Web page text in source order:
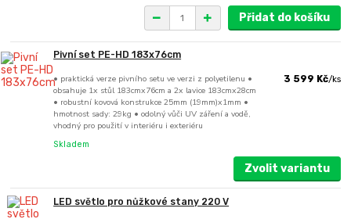
Přidat do košíku
Pivní set PE-HD 183x76cm
• praktická verze pivního setu ve verzi z polyetilenu •
obsahuje 1x stůl 183cmx76cm a 2x lavice 183cmx28cm
• robustní kovová konstrukce 25mm (19mm)x1mm •
hmotnost sady: 29kg • odolný vůči UV záření a vodě,
vhodný pro použití v interiéru i exteriéru
3 599 Kč/ks
Skladem
Zvolit variantu
LED světlo pro nůžkové stany 220 V